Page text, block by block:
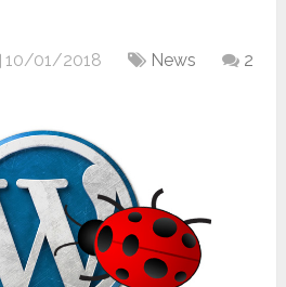
10/01/2018 News
2